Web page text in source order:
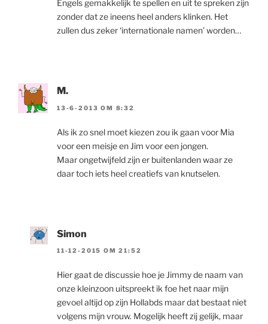
Engels gemakkelijk te spellen en uit te spreken zijn
zonder dat ze ineens heel anders klinken. Het
zullen dus zeker ‘internationale namen’ worden…
M.
13-6-2013 OM 8:32
Als ik zo snel moet kiezen zou ik gaan voor Mia
voor een meisje en Jim voor een jongen.
Maar ongetwijfeld zijn er buitenlanden waar ze
daar toch iets heel creatiefs van knutselen.
Simon
11-12-2015 OM 21:52
Hier gaat de discussie hoe je Jimmy de naam van
onze kleinzoon uitspreekt ik foe het naar mijn
gevoel altijd op zijn Hollabds maar dat bestaat niet
volgens mijn vrouw. Mogelijk heeft zij gelijk, maar